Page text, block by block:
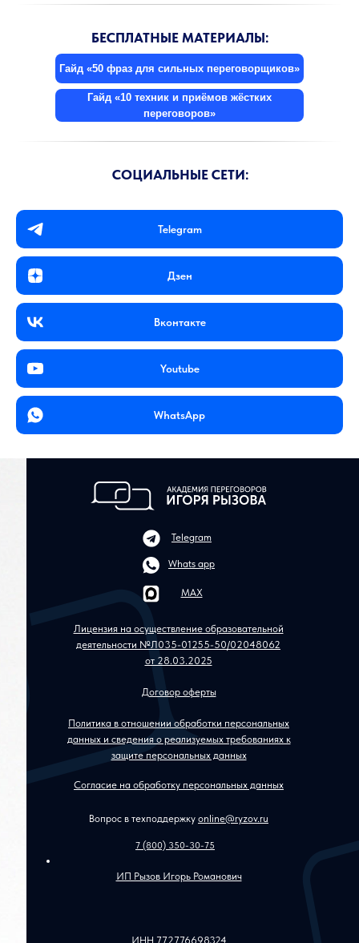
БЕСПЛАТНЫЕ МАТЕРИАЛЫ:
Гайд «50 фраз для сильных переговорщиков»
Гайд «10 техник и приёмов жёстких
переговоров»
СОЦИАЛЬНЫЕ СЕТИ:
Telegram
Дзен
Вконтакте
Youtube
WhatsApp
Договор оферты
Лицензия на осуществление образовательной
деятельности №Л035-01255-50/02048062
от 28.03.2025
Политика в отношении обработки персональных
данных и сведения о реализуемых требованиях к
защите персональных данных
Вопрос в техподдержку online@ryzov.ru
Согласие на обработку персональных данных
ИП Рызов Игорь Романович
ИНН 772776698324
7 (800) 350-30-75
Telegram
Whats app
MAX